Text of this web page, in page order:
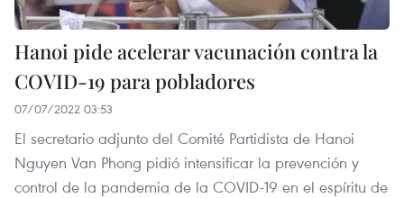
Hanoi pide acelerar vacunación contra la
COVID-19 para pobladores
07/07/2022 03:53
El secretario adjunto del Comité Partidista de Hanoi
Nguyen Van Phong pidió intensificar la prevención y
control de la pandemia de la COVID-19 en el espíritu de